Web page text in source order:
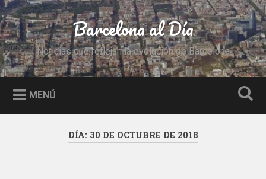
Saltar
al
contenido
Buscar Barcelona al Día
Noticias que reflejan la evolución de Barcelona
MENÚ
DÍA: 30 DE OCTUBRE DE 2018